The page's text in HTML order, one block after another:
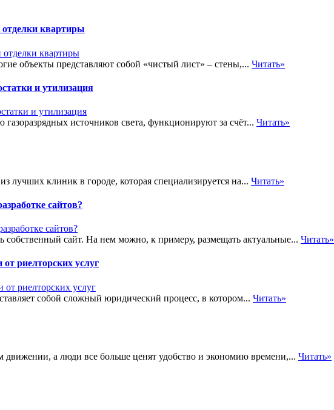
отделки квартиры
объекты представляют собой «чистый лист» – стены,... Читать»
и утилизация
источников света, функционируют за счёт... Читать»
лучших клиник в городе, которая специализируется на... Читать»
сайтов?
сайт. На нем можно, к примеру, размещать актуальные... Читать»
риелторских услуг
собой сложный юридический процесс, в котором... Читать»
движении, а люди все больше ценят удобство и экономию времени,... Читать»